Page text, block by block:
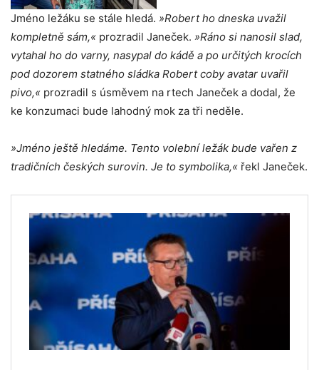
Jméno ležáku se stále hledá. »Robert ho dneska uvažil
kompletně sám,« prozradil Janeček. »Ráno si nanosil slad,
vytahal ho do varny, nasypal do kádě a po určitých krocích
pod dozorem statného sládka Robert coby avatar uvařil
pivo,« prozradil s úsměvem na rtech Janeček a dodal, že
ke konzumaci bude lahodný mok za tři neděle.
»Jméno ještě hledáme. Tento volební ležák bude vařen z
tradičních českých surovin. Je to symbolika,« řekl Janeček.